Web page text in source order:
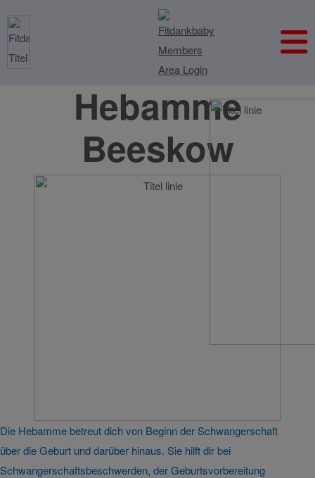
Hebamme
Beeskow
Die Hebamme betreut dich von Beginn der Schwangerschaft
über die Geburt und darüber hinaus. Sie hilft dir bei
Schwangerschaftsbeschwerden, der Geburtsvorbereitung